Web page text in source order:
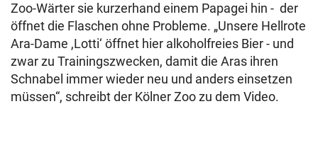
Zoo-Wärter sie kurzerhand einem Papagei hin - der
öffnet die Flaschen ohne Probleme. „Unsere Hellrote
Ara-Dame ,Lotti‘ öffnet hier alkoholfreies Bier - und
zwar zu Trainingszwecken, damit die Aras ihren
Schnabel immer wieder neu und anders einsetzen
müssen“, schreibt der Kölner Zoo zu dem Video.